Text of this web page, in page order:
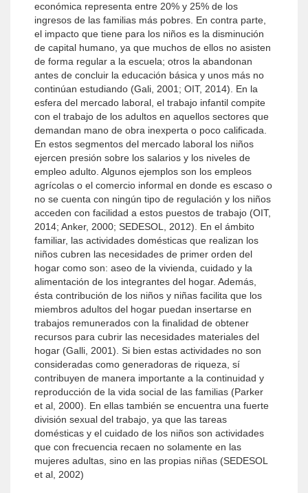
económica representa entre 20% y 25% de los
ingresos de las familias más pobres. En contra parte,
el impacto que tiene para los niños es la disminución
de capital humano, ya que muchos de ellos no asisten
de forma regular a la escuela; otros la abandonan
antes de concluir la educación básica y unos más no
continúan estudiando (Gali, 2001; OIT, 2014). En la
esfera del mercado laboral, el trabajo infantil compite
con el trabajo de los adultos en aquellos sectores que
demandan mano de obra inexperta o poco calificada.
En estos segmentos del mercado laboral los niños
ejercen presión sobre los salarios y los niveles de
empleo adulto. Algunos ejemplos son los empleos
agrícolas o el comercio informal en donde es escaso o
no se cuenta con ningún tipo de regulación y los niños
acceden con facilidad a estos puestos de trabajo (OIT,
2014; Anker, 2000; SEDESOL, 2012). En el ámbito
familiar, las actividades domésticas que realizan los
niños cubren las necesidades de primer orden del
hogar como son: aseo de la vivienda, cuidado y la
alimentación de los integrantes del hogar. Además,
ésta contribución de los niños y niñas facilita que los
miembros adultos del hogar puedan insertarse en
trabajos remunerados con la finalidad de obtener
recursos para cubrir las necesidades materiales del
hogar (Galli, 2001). Si bien estas actividades no son
consideradas como generadoras de riqueza, sí
contribuyen de manera importante a la continuidad y
reproducción de la vida social de las familias (Parker
et al, 2000). En ellas también se encuentra una fuerte
división sexual del trabajo, ya que las tareas
domésticas y el cuidado de los niños son actividades
que con frecuencia recaen no solamente en las
mujeres adultas, sino en las propias niñas (SEDESOL
et al, 2002)